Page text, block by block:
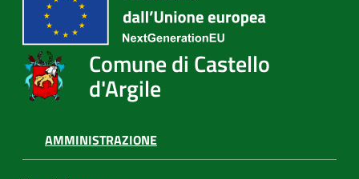
Comune di Castello
d'Argile
AMMINISTRAZIONE